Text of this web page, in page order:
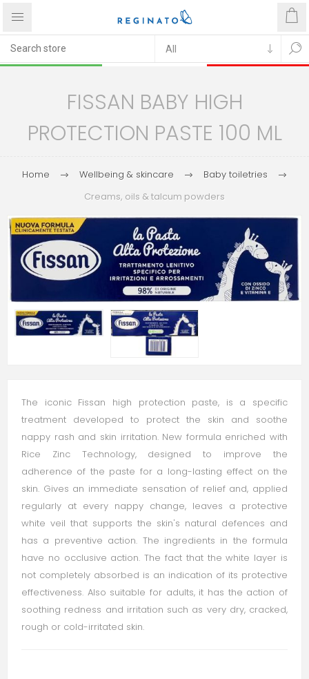
FISSAN BABY HIGH
PROTECTION PASTE 100 ML
Home Wellbeing & skincare
Baby toiletries
Creams, oils & talcum powders
The iconic Fissan high protection paste, is a specific
treatment developed to protect the skin and soothe
nappy rash and skin irritation. New formula enriched with
Rice Zinc Technology, designed to improve the
adherence of the paste for a long-lasting effect on the
skin. Gives an immediate sensation of relief and, applied
regularly at every nappy change, leaves a protective
white veil that supports the skin's natural defences and
has a preventive action. The ingredients in the formula
have no occlusive action. The fact that the white layer is
not completely absorbed is an indication of its protective
effectiveness. Also suitable for adults, it has the action of
soothing redness and irritation such as very dry, cracked,
rough or cold-irritated skin.